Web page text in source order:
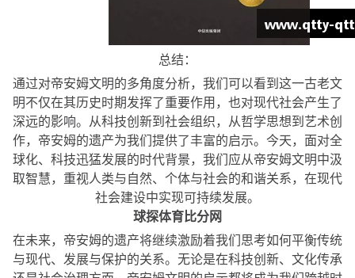
总结：
通过对帝安姆文明的多角度分析，我们可以看到这一古老文
明不仅在其历史时期发挥了重要作用，也对现代社会产生了
深远的影响。从科技创新到社会组织，从哲学思想到艺术创
作，帝安姆的遗产为我们提供了丰富的启示。今天，面对全
球化、科技迅猛发展的时代背景，我们应从帝安姆文明中汲
取智慧，重视人类与自然、个体与社会的和谐关系，在现代
社会建设中实现可持续发展。
球探体育比分网
在未来，帝安姆的遗产将继续激励着我们思考如何平衡传统
与现代、发展与保护的关系。无论是在科技创新、文化传承